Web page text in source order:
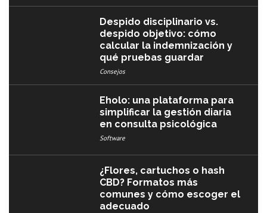
Despido disciplinario vs.
despido objetivo: cómo
calcular la indemnización y
qué pruebas guardar
Consejos
Eholo: una plataforma para
simplificar la gestión diaria
en consulta psicológica
Software
¿Flores, cartuchos o hash
CBD? Formatos más
comunes y cómo escoger el
adecuado